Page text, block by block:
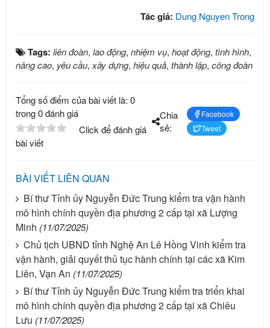
Tác giả: Dung Nguyen Trong
Tags: liên đoàn, lao động, nhiệm vụ, hoạt động, tình hình,
nâng cao, yêu cầu, xây dựng, hiệu quả, thành lập, công đoàn
Tổng số điểm của bài viết là: 0
trong 0 đánh giá
Click để đánh giá
bài viết
Chia
sẻ:
Facebook
Tweet
BÀI VIẾT LIÊN QUAN
Bí thư Tỉnh ủy Nguyễn Đức Trung kiểm tra vận hành
mô hình chính quyền địa phương 2 cấp tại xã Lượng
Minh (11/07/2025)
Chủ tịch UBND tỉnh Nghệ An Lê Hồng Vinh kiểm tra
vận hành, giải quyết thủ tục hành chính tại các xã Kim
Liên, Vạn An (11/07/2025)
Bí thư Tỉnh ủy Nguyễn Đức Trung kiểm tra triển khai
mô hình chính quyền địa phương 2 cấp tại xã Chiêu
Lưu (11/07/2025)